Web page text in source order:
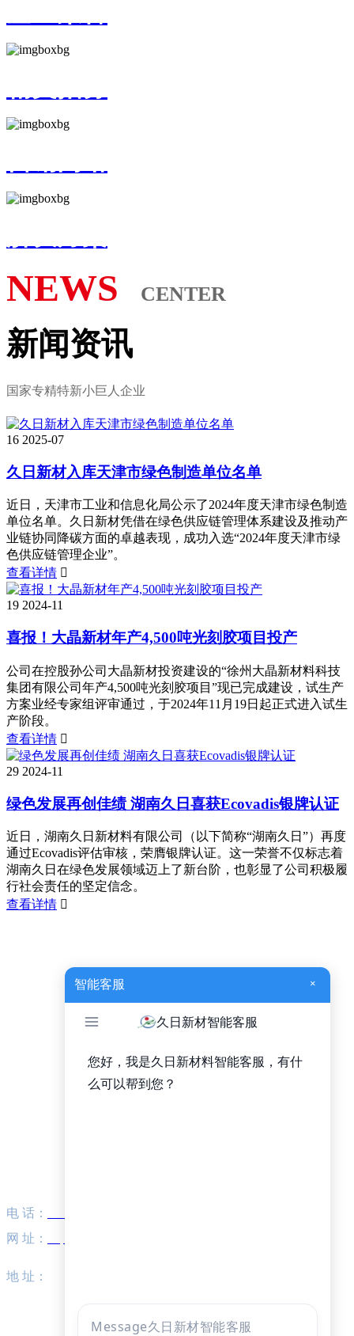
智能客服 ×
NEWS CENTER
新闻资讯
国家专精特新小巨人企业
16 2025-07
久日新材入库天津市绿色制造单位名单
近日，天津市工业和信息化局公示了2024年度天津市绿色制造
单位名单。久日新材凭借在绿色供应链管理体系建设及推动产
业链协同降碳方面的卓越表现，成功入选“2024年度天津市绿
色供应链管理企业”。
查看详情 
19 2024-11
喜报！大晶新材年产4,500吨光刻胶项目投产
公司在控股孙公司大晶新材投资建设的“徐州大晶新材料科技
集团有限公司年产4,500吨光刻胶项目”现已完成建设，试生产
方案业经专家组评审通过，于2024年11月19日起正式进入试生
产阶段。
查看详情 
29 2024-11
绿色发展再创佳绩 湖南久日喜获Ecovadis银牌认证
近日，湖南久日新材料有限公司（以下简称“湖南久日”）再度
通过Ecovadis评估审核，荣膺银牌认证。这一荣誉不仅标志着
湖南久日在绿色发展领域迈上了新台阶，也彰显了公司积极履
行社会责任的坚定信念。
查看详情 
电 话：
网 址：
地 址：